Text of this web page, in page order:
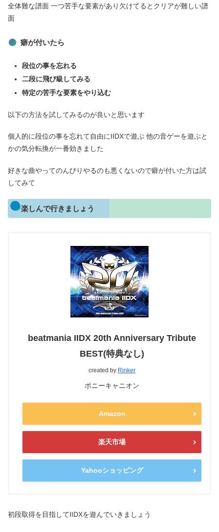
全体難な譜面 一つ苦手な要素があり欠けてるとクリアが難しい譜
面
癖が付いたら
段位の事を忘れる
二段に飛び級してみる
特定の苦手な要素をやり込む
以下の方法を試してみるのが良いと思います
個人的に段位の事を忘れて自由にIIDXで遊ぶ 他の音ゲーを遊ぶと
かの気分転換が一番効きました
好きな曲やってのんびりやるのも悪くないので癖が付いた方は試
してみて
楽しんで行きましょう
beatmania IIDX 20th Anniversary Tribute
BEST(特典なし)
created by Rinker
ポニーキャニオン
Amazon
楽天市場
Yahooショッピング
初段取得を目指してIIDXを遊んでいきましょう